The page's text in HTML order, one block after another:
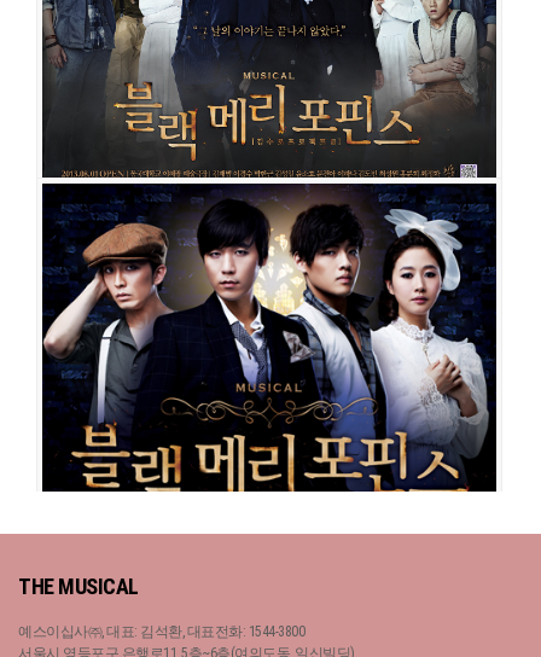
출연진
김도빈박민성 이율 임준혁 이해준 임찬민강혜인이지
수박정원최석진 오승훈 신주협 임강희 홍륜희
블랙메리포핀스
공연일시
2014-06-10 ~ 2014-08-31
공연장
아트원씨어터 1관
출연진
박한근임병근 송원근서경수강연정 유리아 김경수윤나무
홍륜희최현선 정휘
블랙메리포핀스
공연일시
2013-08-01 ~ 2013-10-27
공연장
동국대학교 이해랑예술극장
출연진
김재범이경수 박한근원우준윤소호문진아이하나 김도빈
최성원
홍륜희최정화
THE MUSICAL
예스이십사㈜, 대표: 김석환, 대표전화: 1544-3800
서울시 영등포구 은행로11, 5층~6층(여의도동, 일신빌딩)